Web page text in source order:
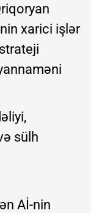
xarici işlər
sülh
Aİ-nin